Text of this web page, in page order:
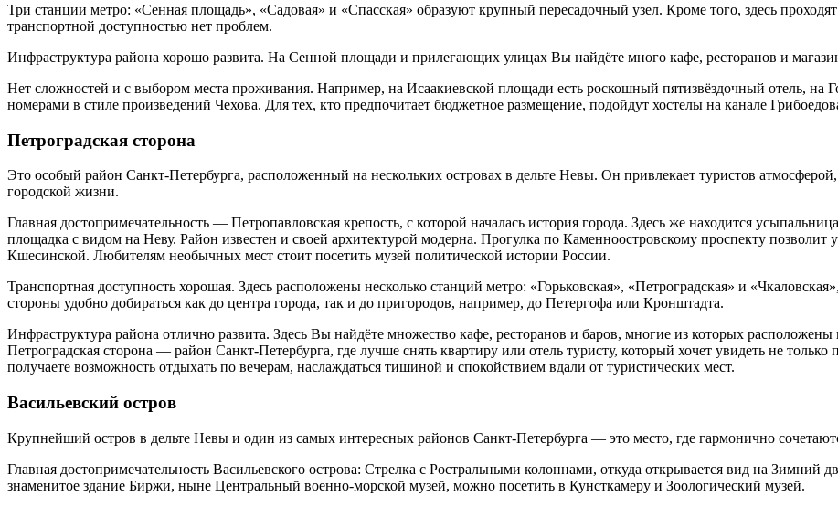
Три станции метро: «Сенная площадь», «Садовая» и «Спасская» образуют крупный пересадочный узел. Кроме того, здесь
транспортной доступностью нет проблем.
Инфраструктура района хорошо развита. На Сенной площади и прилегающих улицах Вы найдёте много кафе, ресторанов и
Нет сложностей и с выбором места проживания. Например, на Исаакиевской площади есть роскошный пятизвёздочный отель, на
номерами в стиле произведений Чехова. Для тех, кто предпочитает бюджетное размещение, подойдут хостелы на канале
Петроградская сторона
Это особый район Санкт-Петербурга, расположенный на нескольких островах в дельте Невы. Он привлекает туристов
городской жизни.
Главная достопримечательность — Петропавловская крепость, с которой началась история города. Здесь же находится
площадка с видом на Неву. Район известен и своей архитектурой модерна. Прогулка по Каменноостровскому проспекту
Кшесинской. Любителям необычных мест стоит посетить музей политической истории России.
Транспортная доступность хорошая. Здесь расположены несколько станций метро: «Горьковская», «Петроградская» и
стороны удобно добираться как до центра города, так и до пригородов, например, до Петергофа или Кронштадта.
Инфраструктура района отлично развита. Здесь Вы найдёте множество кафе, ресторанов и баров, многие из которых расположены
Петроградская сторона — район Санкт-Петербурга, где лучше снять квартиру или отель туристу, который хочет увидеть не
получаете возможность отдыхать по вечерам, наслаждаться тишиной и спокойствием вдали от туристических мест.
Васильевский остров
Крупнейший остров в дельте Невы и один из самых интересных районов Санкт-Петербурга — это место, где гармонично
Главная достопримечательность Васильевского острова: Стрелка с Ростральными колоннами, откуда открывается вид на Зимний
знаменитое здание Биржи, ныне Центральный военно-морской музей, можно посетить в Кунсткамеру и Зоологический музей.